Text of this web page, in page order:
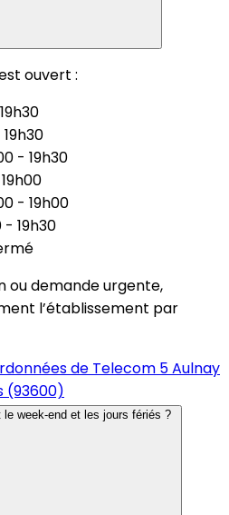
ouvert :
- 19h30
- 19h00
- 19h30
ou demande urgente,
l’établissement par
de Telecom 5 Aulnay
(93600)
week-end et les jours fériés ?